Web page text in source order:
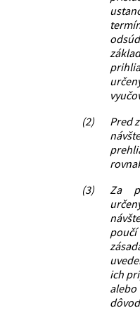
(2)
Pred
(3)
Za
ich